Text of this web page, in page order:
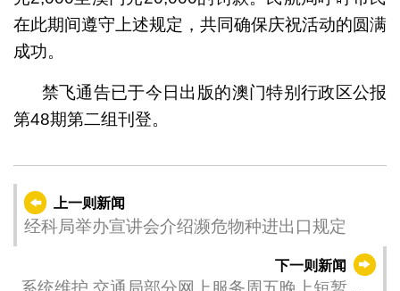
在此期间遵守上述规定，共同确保庆祝活动的圆满
成功。
禁飞通告已于今日出版的澳门特别行政区公报
第48期第二组刊登。
上一则新闻
经科局举办宣讲会介绍濒危物种进出口规定
下一则新闻